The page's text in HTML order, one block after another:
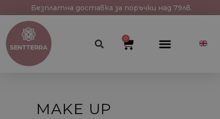
Безплатна доставка за поръчки над 79лв.
0
MAKE UP